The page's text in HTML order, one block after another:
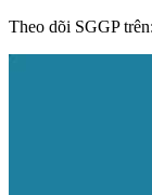
Theo dõi SGGP trên: